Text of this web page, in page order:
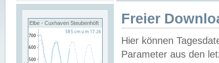
Elbe - Cuxhaven Steubenhöft Freier
Hier können
Parameter aus den